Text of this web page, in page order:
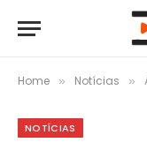
Home » Notícias »
NOTÍCIAS